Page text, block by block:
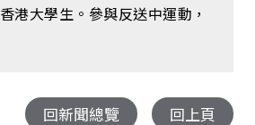
香港大學生。參與反送中運動，
回新聞總覽 回上頁